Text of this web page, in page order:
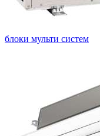
блоки мульти систем